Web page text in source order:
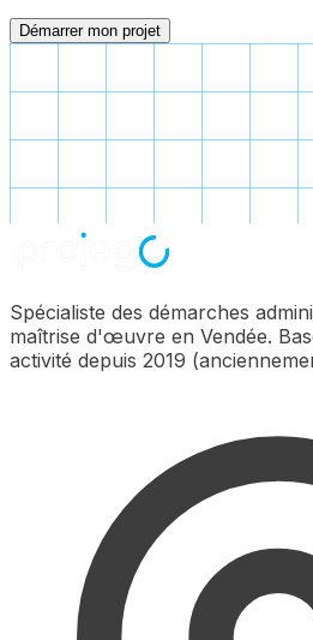
Démarrer mon projet
Spécialiste des démarches
maîtrise d'œuvre en Vendée.
activité depuis 2019